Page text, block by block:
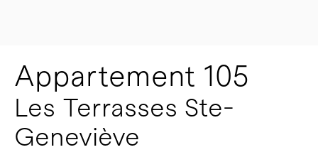
Appartement 105
Les Terrasses Ste-
Geneviève